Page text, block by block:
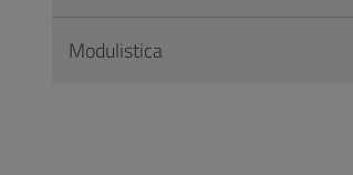
Modulistica